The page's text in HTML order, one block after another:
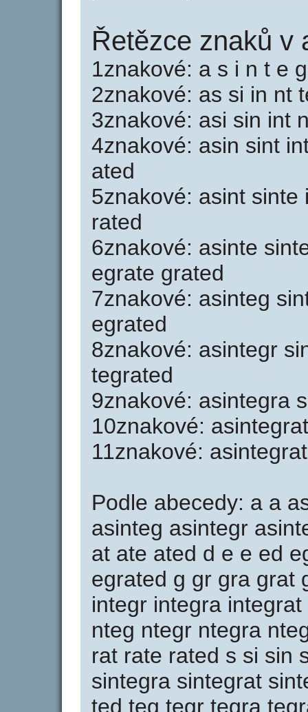
Řetězce znaků v
1znakové: a s i n t e
2znakové: as si in nt
3znakové: asi sin int
4znakové: asin sint
ated
5znakové: asint
rated
6znakové: asinte
egrate grated
7znakové: asinteg
egrated
8znakové: asintegr
tegrated
9znakové: asintegra
10znakové:
11znakové:
Podle abecedy: a a
asinteg asintegr
at ate ated d e e ed
egrated g gr gra grat
integr integra
nteg ntegr ntegra
rat rate rated s si sin
sintegra sintegrat
ted teg tegr tegra